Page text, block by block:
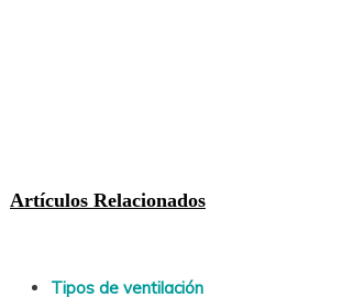
Artículos Relacionados
Tipos de ventilación